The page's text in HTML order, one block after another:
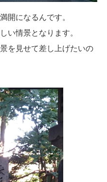
開になるんです。
い情景となります。
を見せて差し上げたいの